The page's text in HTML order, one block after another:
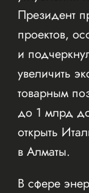
Президент
проектов,
и
увеличить
товарным
до 1 млрд
открыть
в Алматы.
В сфере